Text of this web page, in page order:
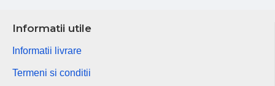
Informatii utile
Informatii livrare
Termeni si conditii